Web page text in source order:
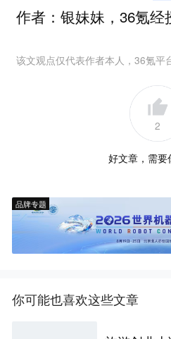
作者：银妹妹，36氪经
该文观点仅代表作者本人，36氪平
2
好文章，需要
品牌专题
你可能也喜欢这些文章